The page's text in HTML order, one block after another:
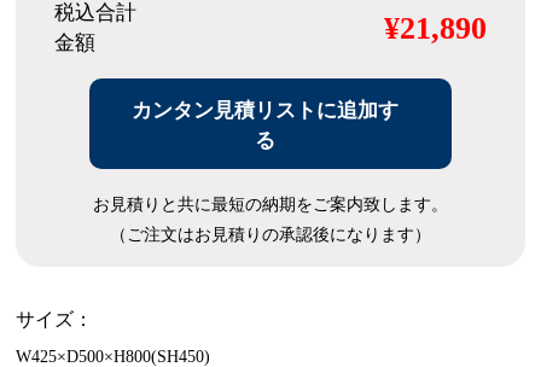
税込合計
金額
¥21,890
カンタン見積リストに追加す
る
お見積りと共に最短の納期をご案内致します。
（ご注文はお見積りの承認後になります）
サイズ：
W425×D500×H800(SH450)